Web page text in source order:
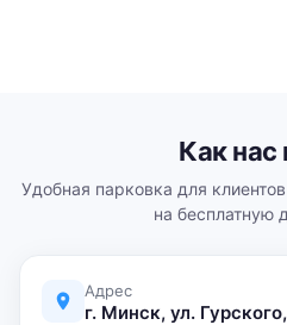
Как нас
Удобная парковка для
на бесплатную
Адрес
г. Минск, ул.